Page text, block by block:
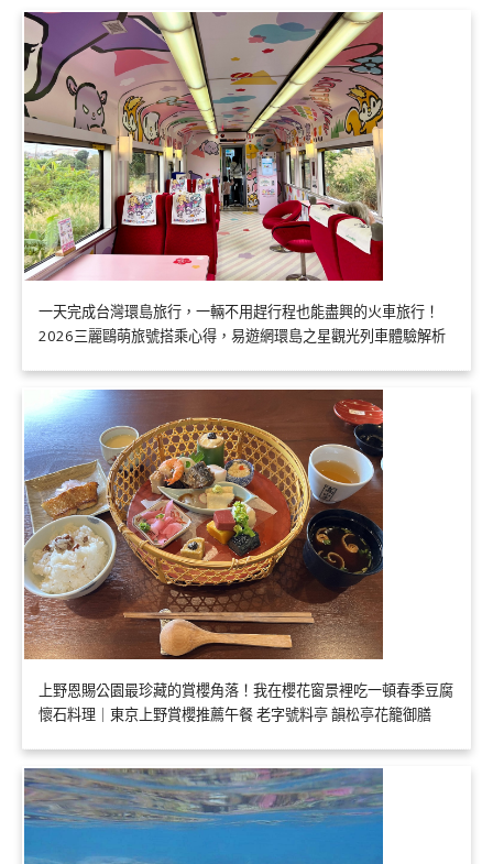
一天完成台灣環島旅行，一輛不用趕行程也能盡興的火車旅行！
2026三麗鷗萌旅號搭乘心得，易遊網環島之星觀光列車體驗解析
上野恩賜公園最珍藏的賞櫻角落！我在櫻花窗景裡吃一頓春季豆腐
懷石料理｜東京上野賞櫻推薦午餐 老字號料亭 韻松亭花籠御膳